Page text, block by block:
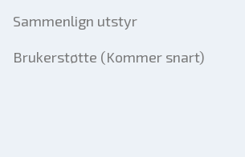
Sammenlign utstyr
Brukerstøtte (Kommer snart)